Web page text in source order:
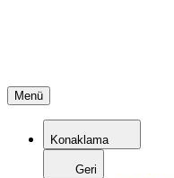
Menü
Konaklama
Geri